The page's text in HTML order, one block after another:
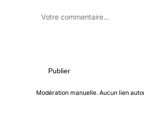
Publier
Modération manuelle. Aucun lien